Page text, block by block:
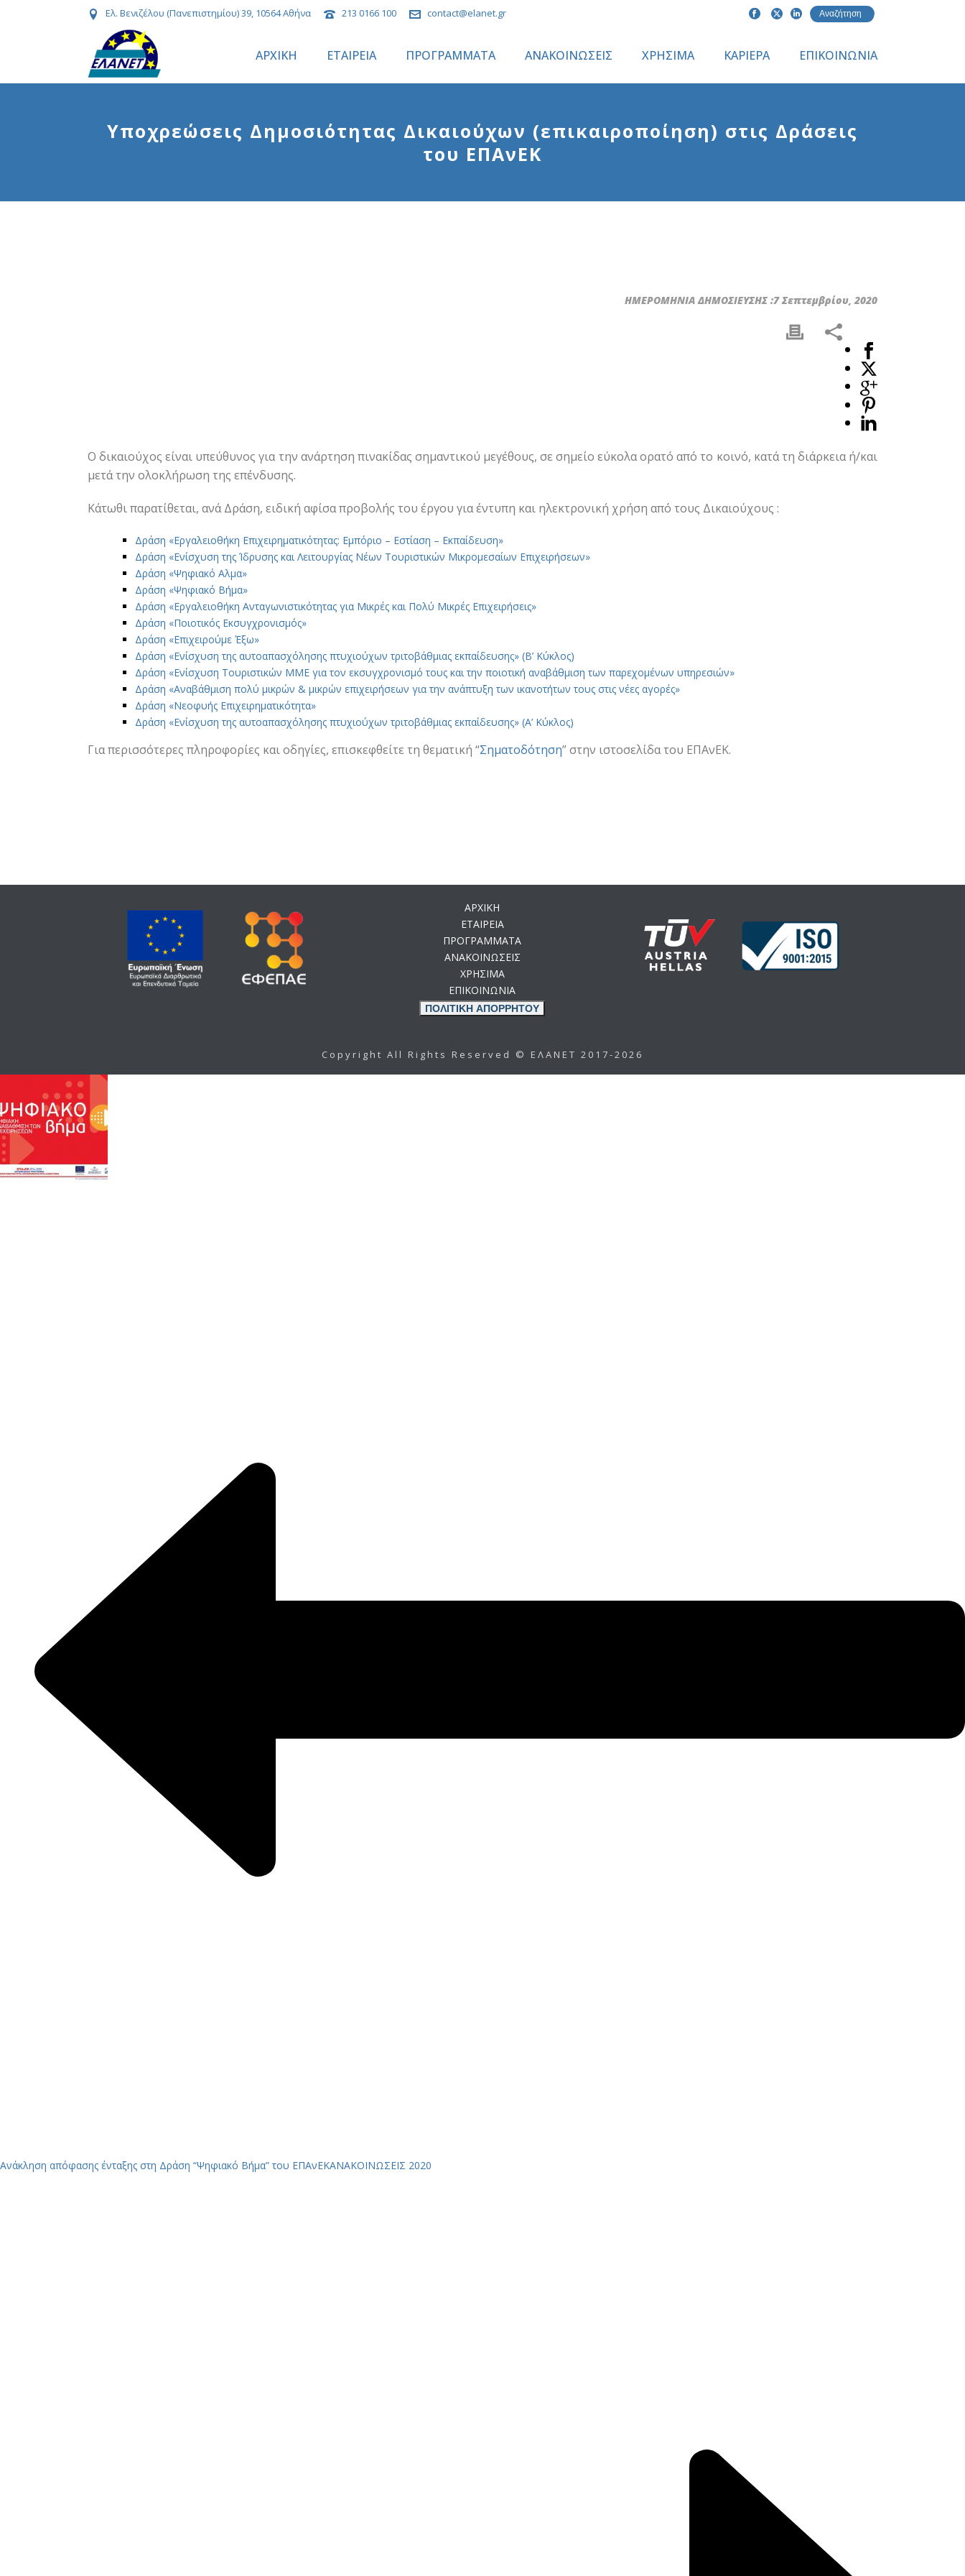
Ελ. Βενιζέλου (Πανεπιστημίου) 39, 10564 Αθήνα 213 0166 100 contact@elanet.gr
ΑΡΧΙΚΗ ΕΤΑΙΡΕΙΑ ΠΡΟΓΡΑΜΜΑΤΑ ΑΝΑΚΟΙΝΩΣΕΙΣ ΧΡΗΣΙΜΑ ΚΑΡΙΕΡΑ ΕΠΙΚΟΙΝΩΝΙΑ
Υποχρεώσεις Δημοσιότητας Δικαιούχων (επικαιροποίηση) στις Δράσεις
του ΕΠΑνΕΚ
ΗΜΕΡΟΜΗΝΙΑ ΔΗΜΟΣΙΕΥΣΗΣ :7 Σεπτεμβρίου, 2020
Ο δικαιούχος είναι υπεύθυνος για την ανάρτηση πινακίδας σημαντικού μεγέθους, σε σημείο εύκολα ορατό από το κοινό, κατά τη διάρκεια ή/και
μετά την ολοκλήρωση της επένδυσης.
Κάτωθι παρατίθεται, ανά Δράση, ειδική αφίσα προβολής του έργου για έντυπη και ηλεκτρονική χρήση από τους Δικαιούχους :
Δράση «Εργαλειοθήκη Επιχειρηματικότητας: Εμπόριο – Εστίαση – Εκπαίδευση»
Δράση «Ενίσχυση της Ίδρυσης και Λειτουργίας Νέων Τουριστικών Μικρομεσαίων Επιχειρήσεων»
Δράση «Ψηφιακό Αλμα»
Δράση «Ψηφιακό Βήμα»
Δράση «Eργαλειοθήκη Ανταγωνιστικότητας για Μικρές και Πολύ Μικρές Επιχειρήσεις»
Δράση «Ποιοτικός Εκσυγχρονισμός»
Δράση «Επιχειρούμε Έξω»
Δράση «Ενίσχυση της αυτοαπασχόλησης πτυχιούχων τριτοβάθμιας εκπαίδευσης» (Β’ Κύκλος)
Δράση «Ενίσχυση Τουριστικών ΜΜΕ για τον εκσυγχρονισμό τους και την ποιοτική αναβάθμιση των παρεχομένων υπηρεσιών»
Δράση «Αναβάθμιση πολύ μικρών & μικρών επιχειρήσεων για την ανάπτυξη των ικανοτήτων τους στις νέες αγορές»
Δράση «Νεοφυής Επιχειρηματικότητα»
Δράση «Ενίσχυση της αυτοαπασχόλησης πτυχιούχων τριτοβάθμιας εκπαίδευσης» (Α’ Κύκλος)
Για περισσότερες πληροφορίες και οδηγίες, επισκεφθείτε τη θεματική “Σηματοδότηση” στην ιστοσελίδα του ΕΠΑνΕΚ.
ΑΡΧΙΚΗ
ΕΤΑΙΡΕΙΑ
ΠΡΟΓΡΑΜΜΑΤΑ
ΑΝΑΚΟΙΝΩΣΕΙΣ
ΧΡΗΣΙΜΑ
ΕΠΙΚΟΙΝΩΝΙΑ
ΠΟΛΙΤΙΚΗ ΑΠΟΡΡΗΤΟΥ
Copyright All Rights Reserved © ΕΛΑΝΕΤ 2017-2026
Ανάκληση απόφασης ένταξης στη Δράση “Ψηφιακό Βήμα” του ΕΠΑνΕΚΑΝΑΚΟΙΝΩΣΕΙΣ 2020